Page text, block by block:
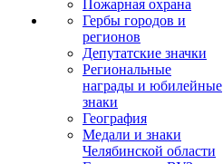
Пожарная охрана
Гербы городов и
регионов
Депутатские значки
Региональные
награды и юбилейные
знаки
География
Медали и знаки
Челябинской области